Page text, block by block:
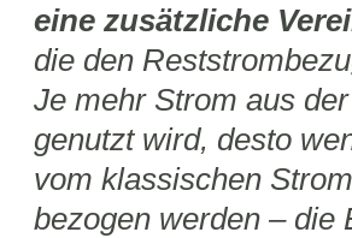
eine zusätzliche
die den
Je mehr Strom aus
genutzt wird, desto
vom klassischen
bezogen werden – die